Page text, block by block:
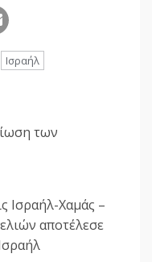
Ισραήλ
των
Ισραήλ-Χαμάς –
αποτέλεσε